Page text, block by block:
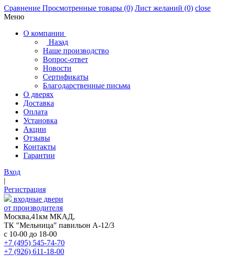
Сравнение Просмотренные товары (0) Лист желаний (0) close
Меню
О компании
Назад
Наше производство
Вопрос-ответ
Новости
Сертификаты
Благодарственные письма
О дверях
Доставка
Оплата
Установка
Акции
Отзывы
Контакты
Гарантии
Вход
|
Регистрация
входные двери
от производителя
Москва,41км МКАД,
ТК "Мельница" павильон А-12/3
с 10-00 до 18-00
+7 (495) 545-74-70
+7 (926) 611-18-00